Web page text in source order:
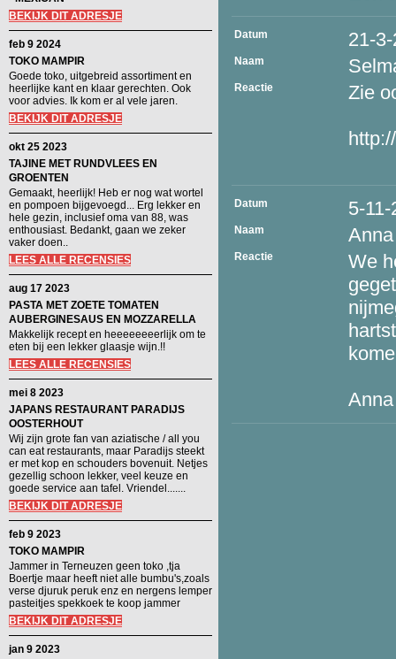
BEKIJK DIT ADRESJE
feb 9 2024
TOKO MAMPIR
Goede toko, uitgebreid assortiment en
heerlijke kant en klaar gerechten. Ook
voor advies. Ik kom er al vele jaren.
BEKIJK DIT ADRESJE
okt 25 2023
TAJINE MET RUNDVLEES EN
GROENTEN
Gemaakt, heerlijk! Heb er nog wat wortel
en pompoen bijgevoegd... Erg lekker en
hele gezin, inclusief oma van 88, was
enthousiast. Bedankt, gaan we zeker
vaker doen..
LEES ALLE RECENSIES
aug 17 2023
PASTA MET ZOETE TOMATEN
AUBERGINESAUS EN MOZZARELLA
Makkelijk recept en heeeeeeeerlijk om te
eten bij een lekker glaasje wijn.!!
LEES ALLE RECENSIES
mei 8 2023
JAPANS RESTAURANT PARADIJS
OOSTERHOUT
Wij zijn grote fan van aziatische / all you
can eat restaurants, maar Paradijs steekt
er met kop en schouders bovenuit. Netjes
gezellig schoon lekker, veel keuze en
goede service aan tafel. Vriendel.......
BEKIJK DIT ADRESJE
feb 9 2023
TOKO MAMPIR
Jammer in Terneuzen geen toko ,tja
Boertje maar heeft niet alle bumbu's,zoals
verse djuruk peruk enz en nergens lemper
pasteitjes spekkoek te koop jammer
BEKIJK DIT ADRESJE
jan 9 2023
Datum 21-
Naam
Reactie Zie
Datum 5-
Naam Anna
Reactie
We
Anna